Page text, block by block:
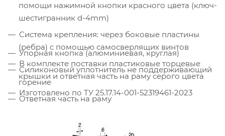
помощи нажимной кнопки красного цвета (ключ-
шестигранник d-4mm)
Система крепления: через боковые пластины
(ребра) с помощью самосверлящих винтов
В комплекте поставки пластиковые торцевые
крышки и ответная часть на раму серого цвета
Изготовлено по ТУ 25.17.14-001-52319461-2023
Упорная кнопка (алюминиевая, круглая)
Силиконовый уплотнитель не поддерживающий
горение
Ответная часть на раму